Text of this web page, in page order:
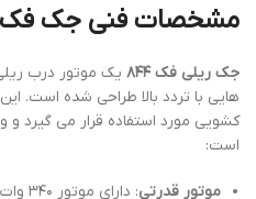
مشخصات فنی جک فک ۸۴۴
جک ریلی فک ۸۴۴
یک موتور درب
هایی با تردد بالا طراحی شده است.
کشویی مورد استفاده قرار می گیرد و
است:
موتور قدرتی: دارای موتور ۳۴۰ وات با قدرت عملکرد بالا.